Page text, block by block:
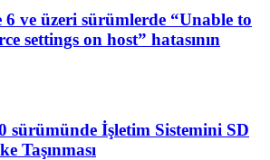
ve üzeri sürümlerde “Unable to
settings on host” hatasının
sürümünde İşletim Sistemini SD
Taşınması